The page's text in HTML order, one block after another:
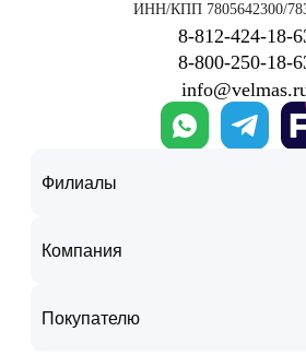
ИНН/КПП 7805642300/
Филиалы
Компания
Покупателю